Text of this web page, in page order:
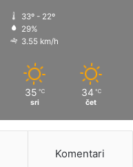
33º - 22º
29%
3.55 km/h
35 ℃
sri
34 ℃
čet
Komentari